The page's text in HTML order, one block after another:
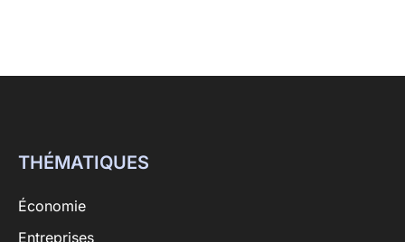
THÉMATIQUES
Économie
Entreprises